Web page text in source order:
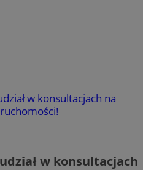
w konsultacjach na
w konsultacjach